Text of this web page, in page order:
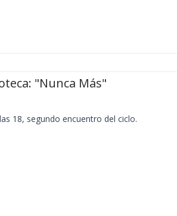
"Nunca Más"
18, segundo encuentro del ciclo.